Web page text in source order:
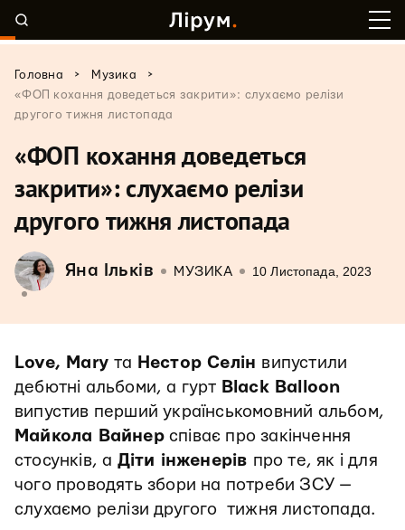
Головна > Музика
>
«ФОП кохання доведеться закрити»: слухаємо релізи
другого тижня листопада
«ФОП кохання доведеться
закрити»: слухаємо релізи
другого тижня листопада
Яна Ільків МУЗИКА 10 Листопада, 2023
Love, Maryта Нестор Селін випустили
дебютні альбоми, а гурт Black Balloon
випустив перший українськомовний альбом,
Майкола Вайнерспіває про закінчення
стосунків, а Діти інженерів про те, як і для
чого проводять збори на потреби ЗСУ —
слухаємо релізи другого тижня листопада.